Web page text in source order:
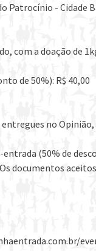
Patrocínio - Cidade
com a doação de
de 50%): R$ 40,00
no
(50% de
documentos